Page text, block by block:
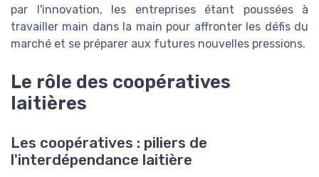
par l'innovation, les entreprises étant poussées à
travailler main dans la main pour affronter les défis du
marché et se préparer aux futures nouvelles pressions.
Le rôle des coopératives
laitières
Les coopératives : piliers de
l'interdépendance laitière